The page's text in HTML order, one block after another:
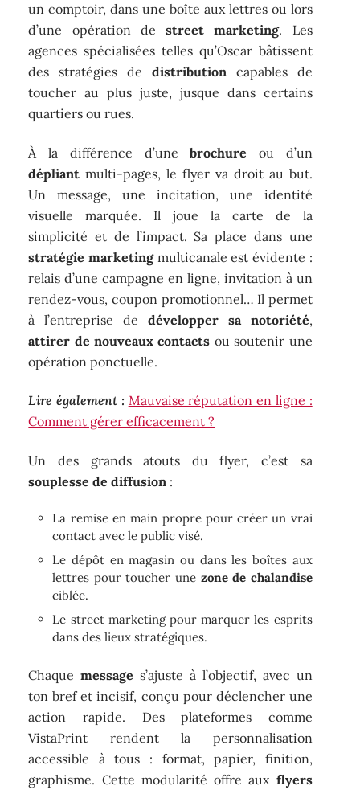
un comptoir, dans une boîte aux lettres ou lors
d’une opération destreet marketing. Les
agences spécialisées telles qu’Oscar bâtissent
des stratégies de distributioncapables de
toucher au plus juste, jusque dans certains
quartiers ou rues.
À la différence d’unebrochure ou d’un
dépliant multi-pages, le flyer va droit au but.
Un message, une incitation, une identité
visuelle marquée. Il joue la carte de la
simplicité et de l’impact. Sa place dans une
stratégie marketingmulticanale est évidente :
relais d’une campagne en ligne, invitation à un
rendez-vous, coupon promotionnel… Il permet
à l’entreprise de développer sa notoriété,
attirer de nouveaux contacts ou soutenir une
opération ponctuelle.
Lire également : Mauvaise réputation en ligne :
Comment gérer efficacement ?
Un des grands atouts du flyer, c’est sa
souplesse de diffusion :
La remise en main propre pour créer un vrai
contact avec le public visé.
Le dépôt en magasin ou dans les boîtes aux
lettres pour toucher une zone de chalandise
ciblée.
Le street marketing pour marquer les esprits
dans des lieux stratégiques.
Chaquemessage s’ajuste à l’objectif, avec un
ton bref et incisif, conçu pour déclencher une
action rapide. Des plateformes comme
VistaPrint rendent la personnalisation
accessible à tous : format, papier, finition,
graphisme. Cette modularité offre aux flyers